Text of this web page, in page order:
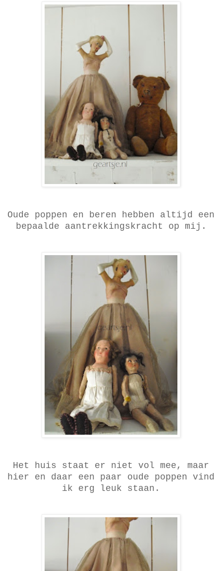
Oude poppen en beren hebben altijd een
bepaalde aantrekkingskracht op mij.
Het huis staat er niet vol mee, maar
hier en daar een paar oude poppen vind
ik erg leuk staan.